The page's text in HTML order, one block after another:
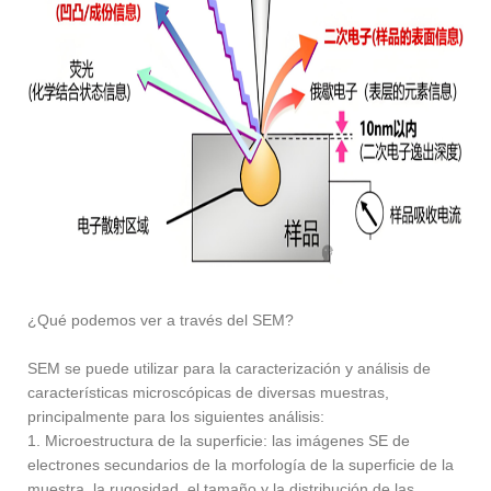
¿Qué podemos ver a través del SEM?
SEM se puede utilizar para la caracterización y análisis de
características microscópicas de diversas muestras,
principalmente para los siguientes análisis:
1. Microestructura de la superficie: las imágenes SE de
electrones secundarios de la morfología de la superficie de la